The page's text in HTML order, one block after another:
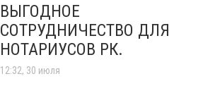
ВЫГОДНОЕ
СОТРУДНИЧЕСТВО ДЛЯ
НОТАРИУСОВ РК.
12:32, 30 июля